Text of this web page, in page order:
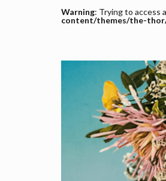
Warning: Trying to access
content/themes/the-